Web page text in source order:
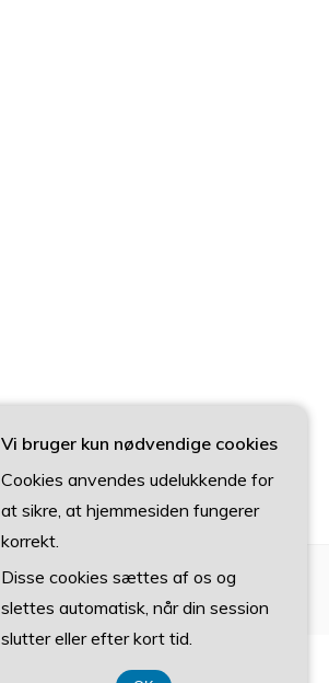
Vi bruger kun nødvendige cookies
Cookies anvendes udelukkende for
at sikre, at hjemmesiden fungerer
korrekt.
Disse cookies sættes af os og
slettes automatisk, når din session
slutter eller efter kort tid.